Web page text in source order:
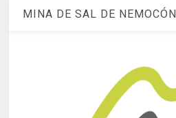
MINA DE SAL DE NEMOCÓN